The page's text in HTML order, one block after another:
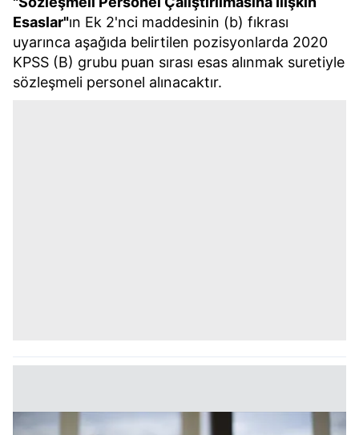
Esaslar"ın Ek 2'nci maddesinin (b) fıkrası
uyarınca aşağıda belirtilen pozisyonlarda 2020
KPSS (B) grubu puan sırası esas alınmak suretiyle
sözleşmeli personel alınacaktır.